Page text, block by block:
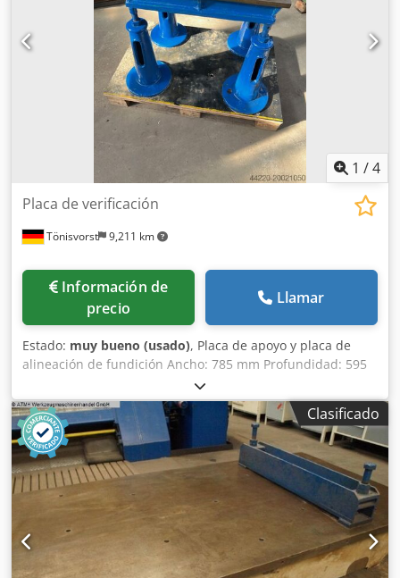
1 /4
Tönisvorst 9,211 km
Placa de verificación
Información de
precio
Llamar
Estado: muy bueno (usado), Placa de apoyo y placa de
alineación de fundición Ancho: 785 mm Profundidad: 595
mm Altura: 153 mm Altura total: 810 mm Peso: 330 kg con
palet Chsdpfxexc U H Io Aatsa
Clasificado